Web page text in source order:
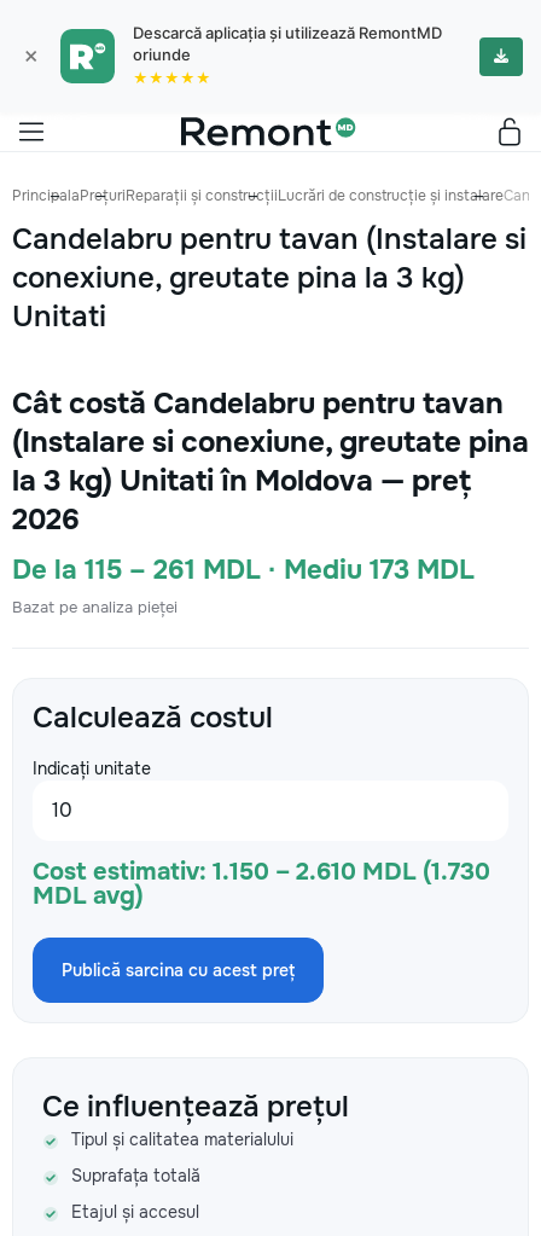
×
Descarcă aplicația și utilizează RemontMD
oriunde
★★★★★
PrincipalaPrețuriReparații și construcțiiLucrări de construcție și instalare
Candelabru pentru tavan (Instalare si
conexiune, greutate pina la 3 kg)
Unitati
Cât costă Candelabru pentru tavan
(Instalare si conexiune, greutate pina
la 3 kg) Unitati în Moldova — preț
2026
De la 115 – 261 MDL · Mediu 173 MDL
Bazat pe analiza pieței
Calculează costul
Indicați unitate
Cost estimativ: 1.150 – 2.610 MDL (1.730
MDL avg)
Publică sarcina cu acest preț
Ce influențează prețul
Tipul și calitatea materialului
Suprafața totală
Etajul și accesul